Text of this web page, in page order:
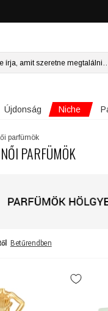
Újdonság Niche
parfümök
PARFÜMÖK
Betűrendben